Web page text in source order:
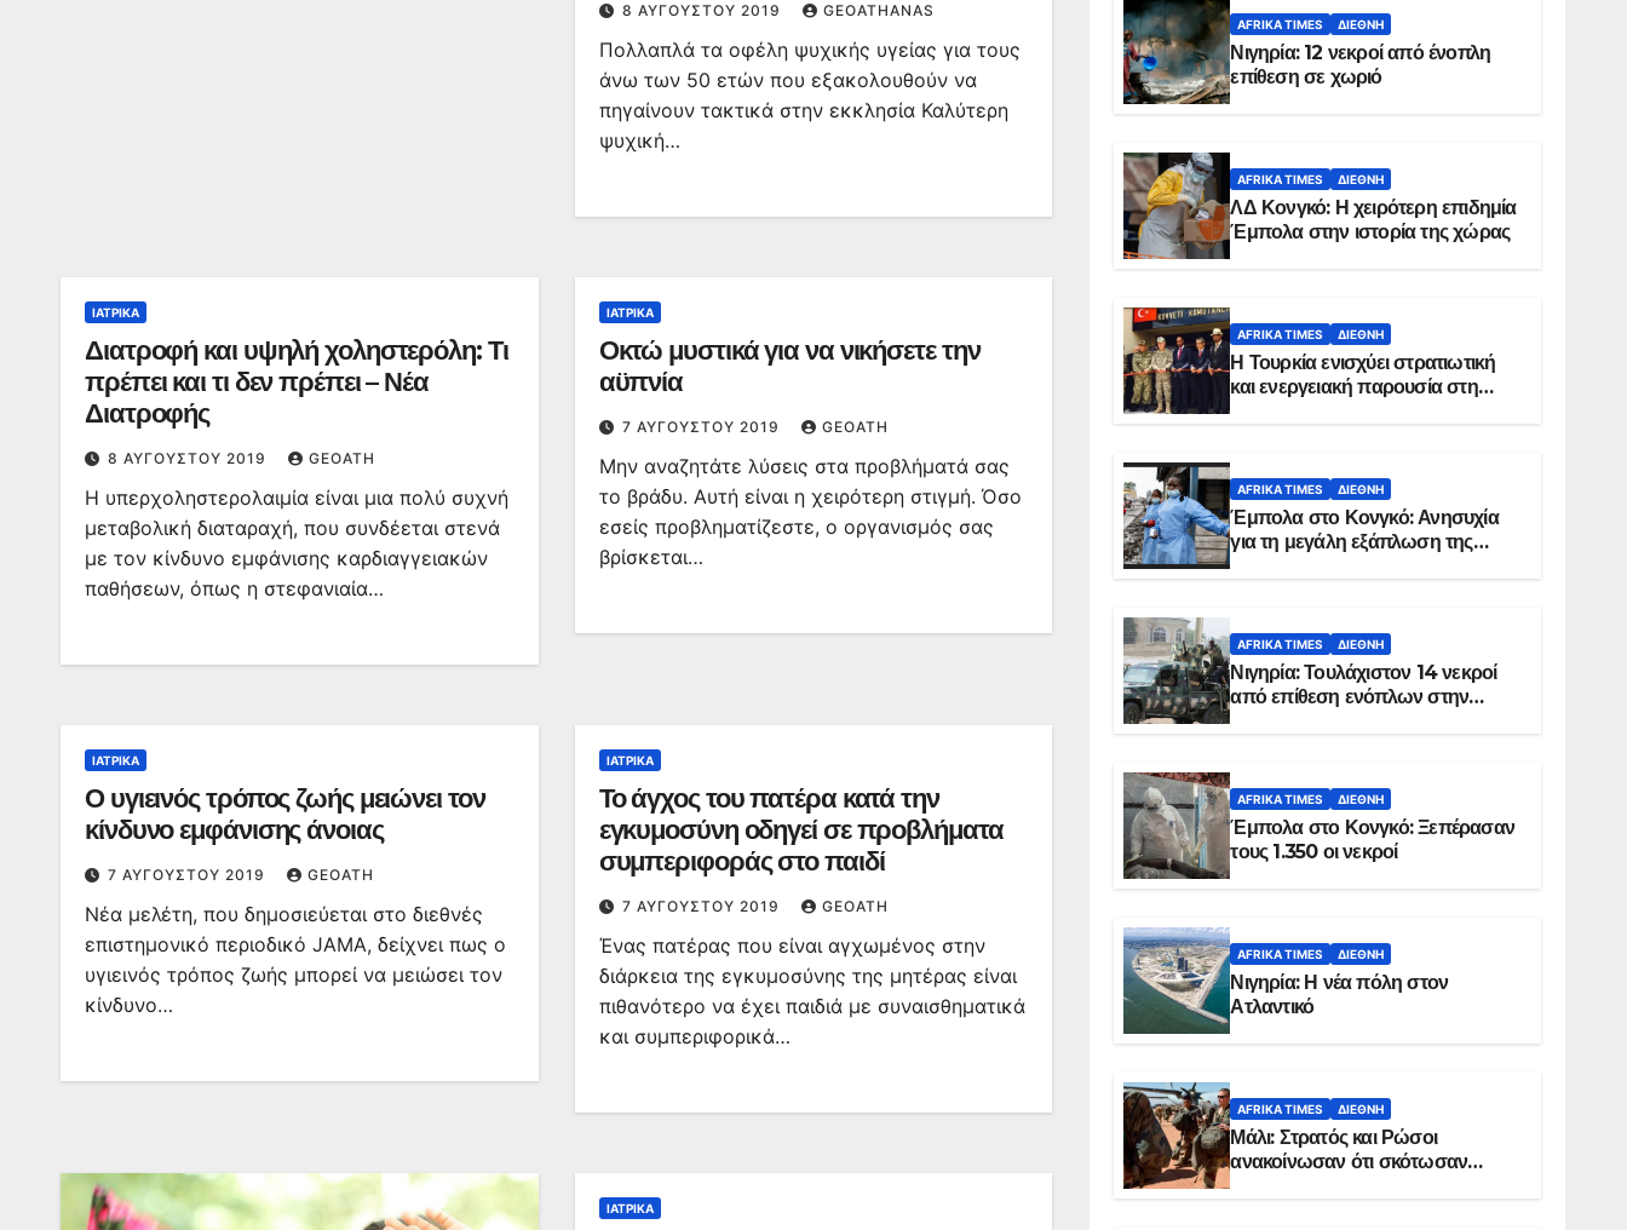
8 ΑΥΓΟΎΣΤΟΥ 2019 GEOATHANAS
Πολλαπλά τα οφέλη ψυχικής υγείας για τους
άνω των 50 ετών που εξακολουθούν να
πηγαίνουν τακτικά στην εκκλησία Καλύτερη
ψυχική…
ΙΑΤΡΙΚΆ
Διατροφή και υψηλή χοληστερόλη: Τι
πρέπει και τι δεν πρέπει – Νέα
Διατροφής
8 ΑΥΓΟΎΣΤΟΥ 2019 GEOATH
Η υπερχοληστερολαιμία είναι μια πολύ συχνή
μεταβολική διαταραχή, που συνδέεται στενά
με τον κίνδυνο εμφάνισης καρδιαγγειακών
παθήσεων, όπως η στεφανιαία…
ΙΑΤΡΙΚΆ
Οκτώ μυστικά για να νικήσετε την
αϋπνία
7 ΑΥΓΟΎΣΤΟΥ 2019 GEOATH
Μην αναζητάτε λύσεις στα προβλήματά σας
το βράδυ. Αυτή είναι η χειρότερη στιγμή. Όσο
εσείς προβληματίζεστε, ο οργανισμός σας
βρίσκεται…
ΙΑΤΡΙΚΆ
Ο υγιεινός τρόπος ζωής μειώνει τον
κίνδυνο εμφάνισης άνοιας
7 ΑΥΓΟΎΣΤΟΥ 2019 GEOATH
Νέα μελέτη, που δημοσιεύεται στο διεθνές
επιστημονικό περιοδικό JAMA, δείχνει πως ο
υγιεινός τρόπος ζωής μπορεί να μειώσει τον
κίνδυνο…
ΙΑΤΡΙΚΆ
Το άγχος του πατέρα κατά την
εγκυμοσύνη οδηγεί σε προβλήματα
συμπεριφοράς στο παιδί
7 ΑΥΓΟΎΣΤΟΥ 2019 GEOATH
Ένας πατέρας που είναι αγχωμένος στην
διάρκεια της εγκυμοσύνης της μητέρας είναι
πιθανότερο να έχει παιδιά με συναισθηματικά
και συμπεριφορικά…
ΙΑΤΡΙΚΆ
AFRIKA TIMES ΔΙΕΘΝΉ
Νιγηρία: 12 νεκροί από ένοπλη
επίθεση σε χωριό
AFRIKA TIMES ΔΙΕΘΝΉ
ΛΔ Κονγκό: Η χειρότερη επιδημία
Έμπολα στην ιστορία της χώρας
AFRIKA TIMES ΔΙΕΘΝΉ
Η Τουρκία ενισχύει στρατιωτική
και ενεργειακή παρουσία στη
AFRIKA TIMES ΔΙΕΘΝΉ
Έμπολα στο Κονγκό: Ανησυχία
για τη μεγάλη εξάπλωση της
AFRIKA TIMES ΔΙΕΘΝΉ
Νιγηρία: Τουλάχιστον 14 νεκροί
από επίθεση ενόπλων στην
AFRIKA TIMES ΔΙΕΘΝΉ
Έμπολα στο Κονγκό: Ξεπέρασαν
τους 1.350 οι νεκροί
AFRIKA TIMES ΔΙΕΘΝΉ
Νιγηρία: Η νέα πόλη στον
Ατλαντικό
AFRIKA TIMES ΔΙΕΘΝΉ
Μάλι: Στρατός και Ρώσοι
ανακοίνωσαν ότι σκότωσαν